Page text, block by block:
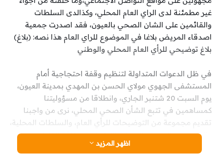
غير مطمئنة لدى الراي العام المحلي، وكذالدى السلطات
والقائمين على الشان الصحي بالعيون، فقد اصدرت جمعية
اصدقاء المريض بلاغا في الموضوع للراي العام هذا نصه: (بلاغ)
بلاغ توضيحي للرأي العام المحلي والوطني
في ظل الدعوات المتداولة لتنظيم وقفة احتجاجية أمام
المستشفى الجهوي مولاي الحسن بن المهدي بمدينة العيون،
يوم السبت 20 شتنبر الجاري، وانطلاقا من مسؤوليتنا
كمساهمين في تتبع الشأن الصحي المحلي، نرى من واجبنا
تقديم مجموعة من التوضيحات للرأي العام، والسلطات المحلية،
والسيد وزير الصحة والحماية الاجتماعية، وكافة الفاعلين
المتدخلين في قطاع الصحة على صعيد جهة العيون الساقية
اظهر المزيد